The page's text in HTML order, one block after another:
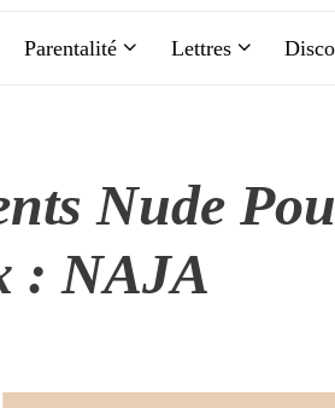
Parentalité Lettres
Nude
: NAJA